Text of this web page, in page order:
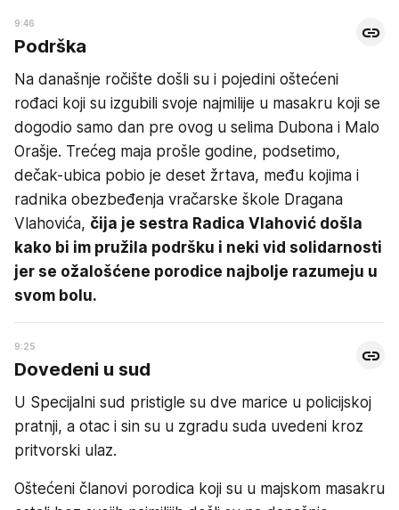
9:46
Podrška
Na današnje ročište došli su i pojedini oštećeni
rođaci koji su izgubili svoje najmilije u masakru koji se
dogodio samo dan pre ovog u selima Dubona i Malo
Orašje. Trećeg maja prošle godine, podsetimo,
dečak-ubica pobio je deset žrtava, među kojima i
radnika obezbeđenja vračarske škole Dragana
Vlahovića, čija je sestra Radica Vlahović došla
kako bi im pružila podršku i neki vid solidarnosti
jer se ožalošćene porodice najbolje razumeju u
svom bolu.
9:25
Dovedeni u sud
U Specijalni sud pristigle su dve marice u policijskoj
pratnji, a otac i sin su u zgradu suda uvedeni kroz
pritvorski ulaz.
Oštećeni članovi porodica koji su u majskom masakru